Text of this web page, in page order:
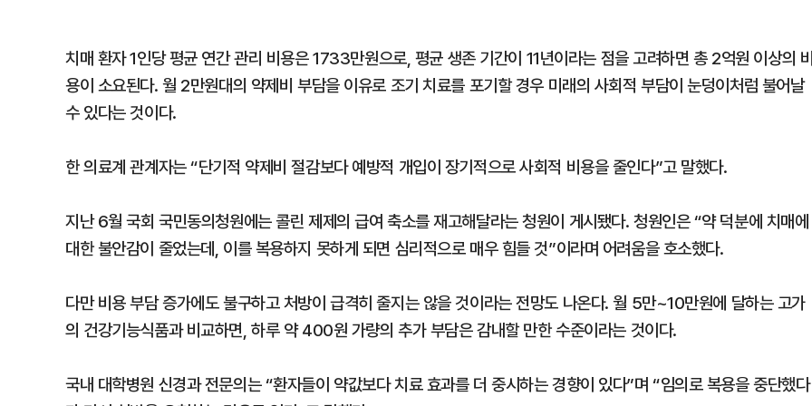
치매 환자 1인당 평균 연간 관리 비용은 1733만원으로, 평균 생존 기간이 11년이라는 점을 고려하면 총 2억원 이상의
용이 소요된다. 월 2만원대의 약제비 부담을 이유로 조기 치료를 포기할 경우 미래의 사회적 부담이 눈덩이처럼 불어날
수 있다는 것이다.
한 의료계 관계자는 “단기적 약제비 절감보다 예방적 개입이 장기적으로 사회적 비용을 줄인다”고 말했다.
지난 6월 국회 국민동의청원에는 콜린 제제의 급여 축소를 재고해달라는 청원이 게시됐다. 청원인은 “약 덕분에 치매에
대한 불안감이 줄었는데, 이를 복용하지 못하게 되면 심리적으로 매우 힘들 것”이라며 어려움을 호소했다.
다만 비용 부담 증가에도 불구하고 처방이 급격히 줄지는 않을 것이라는 전망도 나온다. 월 5만~10만원에 달하는 고가
의 건강기능식품과 비교하면, 하루 약 400원 가량의 추가 부담은 감내할 만한 수준이라는 것이다.
국내 대학병원 신경과 전문의는 “환자들이 약값보다 치료 효과를 더 중시하는 경향이 있다”며 “임의로 복용을 중단했다